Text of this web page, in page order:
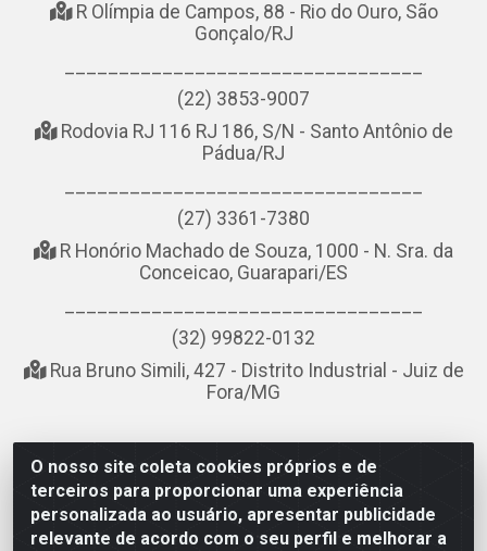
O nosso site coleta cookies próprios e de
terceiros para proporcionar uma experiência
personalizada ao usuário, apresentar publicidade
relevante de acordo com o seu perfil e melhorar a
R Olímpia de Campos, 88 - Rio do Ouro, São
Gonçalo/RJ
(22) 3853-9007
Rodovia RJ 116 RJ 186, S/N - Santo Antônio de
Pádua/RJ
(27) 3361-7380
R Honório Machado de Souza, 1000 - N. Sra. da
Conceicao, Guarapari/ES
(32) 99822-0132
Rua Bruno Simili, 427 - Distrito Industrial - Juiz de
Fora/MG
NOBREDO COMÉRCIO E LOGÍSTICA LTDA - AV DA ABDIAS
JOSÉ DOS SANTOS, LADO ÍMPAR 8921 - RIO DO OURO, SÃO
GONÇALO/RJ - CEP 24.756-151 - CNPJ 21.074.121/0001-58